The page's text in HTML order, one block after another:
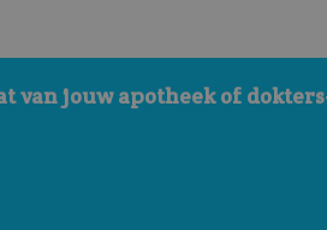
van jouw apotheek of